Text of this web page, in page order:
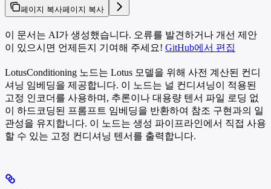
페이지 복사페이지 복사
이 문서는 AI가 생성했습니다. 오류를 발견하거나 개선 제안
이 있으시면 언제든지 기여해 주세요! GitHub에서 편집
LotusConditioning 노드는 Lotus 모델을 위해 사전 계산된 컨디
셔닝 임베딩을 제공합니다. 이 노드는 널 컨디셔닝이 적용된
고정 인코더를 사용하며, 추론이나 대용량 텐서 파일 로딩 없
이 하드코딩된 프롬프트 임베딩을 반환하여 참조 구현과의 일
관성을 유지합니다. 이 노드는 생성 파이프라인에서 직접 사용
할 수 있는 고정 컨디셔닝 텐서를 출력합니다.